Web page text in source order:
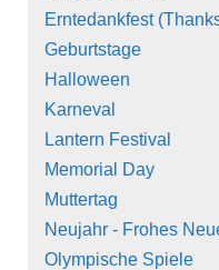
Erntedankfest
Geburtstage
Halloween
Karneval
Lantern Festival
Memorial Day
Muttertag
Neujahr - Frohes
Olympische Spiele